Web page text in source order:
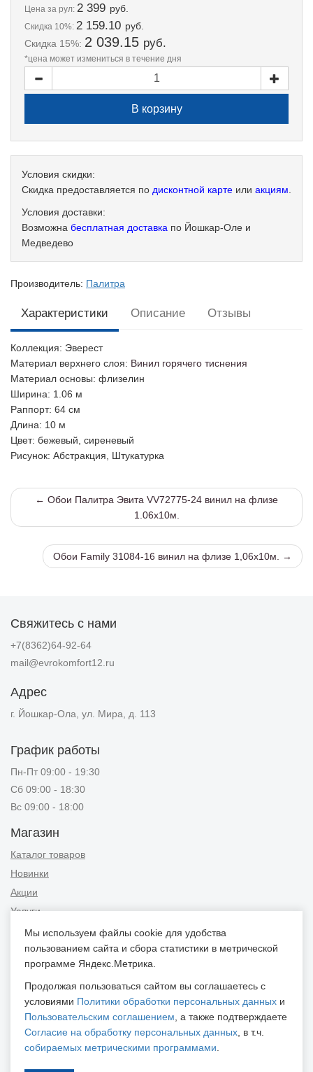
Цена за рул: 2 399 руб.
Скидка 10%: 2 159.10 руб.
Скидка 15%: 2 039.15 руб.
*цена может измениться в течение дня
Условия скидки:
Скидка предоставляется по дисконтной карте или акциям
Условия доставки:
Возможна бесплатная доставка по Йошкар-Оле и
Медведево
Производитель: Палитра
Характеристики Описание Отзывы
Коллекция: Эверест
Материал верхнего слоя: Винил горячего тиснения
Материал основы: флизелин
Ширина: 1.06 м
Раппорт: 64 см
Длина: 10 м
Цвет: бежевый, сиреневый
Рисунок: Абстракция, Штукатурка
← Обои Палитра Эвита VV72775-24 винил на флизе
1.06х10м.
Обои Family 31084-16 винил на флизе 1,06х10м. →
Свяжитесь с нами
+7(8362)64-92-64
mail@evrokomfort12.ru
Адрес
г. Йошкар-Ола, ул. Мира, д. 113
График работы
Пн-Пт 09:00 - 19:30
Сб 09:00 - 18:30
Вс 09:00 - 18:00
Магазин
Каталог товаров
Новинки
Акции
Услуги
Информация
Публичная оферта
Контакты
Положение об обработке персональных данных
Пользовательское соглашение
Согласие на обработку персональных данных
Мы используем файлы cookie для удобства
пользованием сайта и сбора статистики в метрической
программе Яндекс.Метрика.
Продолжая пользоваться сайтом вы соглашаетесь с
условиями Политики обработки персональных данных и
Пользовательским соглашением , а также подтверждаете
Согласие на обработку персональных данных , в т.ч.
собираемых метрическими программами